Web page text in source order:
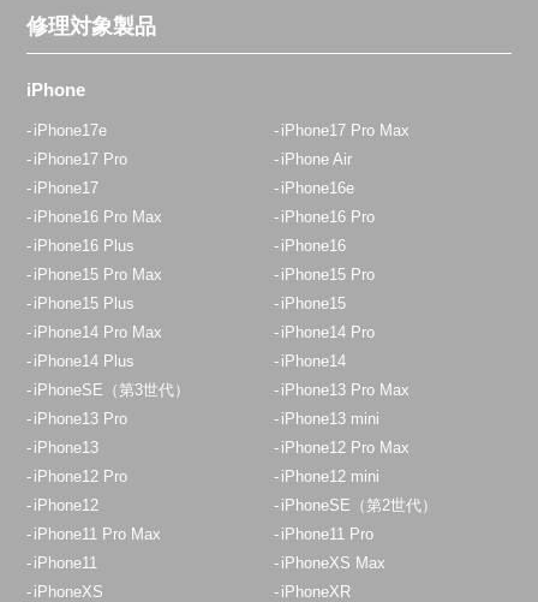
修理対象製品
iPhone
iPhone17e
iPhone17 Pro Max
iPhone17 Pro
iPhone Air
iPhone17
iPhone16e
iPhone16 Pro Max
iPhone16 Pro
iPhone16 Plus
iPhone16
iPhone15 Pro Max
iPhone15 Pro
iPhone15 Plus
iPhone15
iPhone14 Pro Max
iPhone14 Pro
iPhone14 Plus
iPhone14
iPhoneSE（第3世代）
iPhone13 Pro Max
iPhone13 Pro
iPhone13 mini
iPhone13
iPhone12 Pro Max
iPhone12 Pro
iPhone12 mini
iPhone12
iPhoneSE（第2世代）
iPhone11 Pro Max
iPhone11 Pro
iPhone11
iPhoneXS Max
iPhoneXS
iPhoneXR